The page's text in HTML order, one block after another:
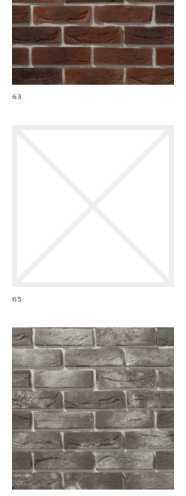
63
65